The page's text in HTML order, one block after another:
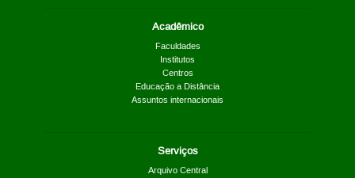
Acadêmico
Faculdades
Institutos
Centros
Educação a Distância
Assuntos internacionais
Serviços
Arquivo Central